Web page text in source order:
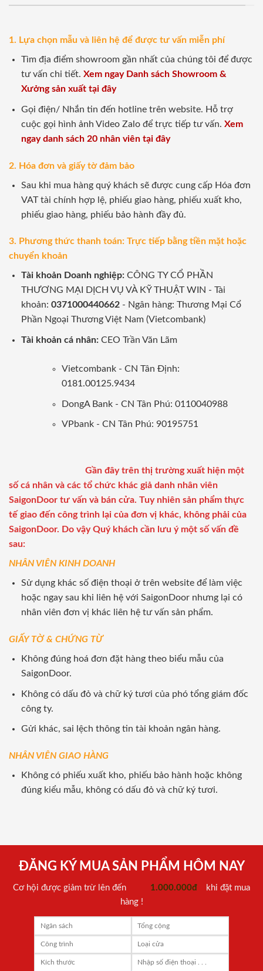
1. Lựa chọn mẫu và liên hệ để được tư vấn miễn phí
Tìm địa điểm showroom gần nhất của chúng tôi để được
tư vấn chi tiết. Xem ngay Danh sách Showroom &
Xưởng sản xuất tại đây
Gọi điện/ Nhắn tin đến hotline trên website. Hỗ trợ
cuộc gọi hình ảnh Video Zalo để trực tiếp tư vấn. Xem
ngay danh sách 20 nhân viên tại đây
2. Hóa đơn và giấy tờ đảm bảo
Sau khi mua hàng quý khách sẽ được cung cấp Hóa đơn
VAT tài chính hợp lệ, phiếu giao hàng, phiếu xuất kho,
phiếu giao hàng, phiếu bảo hành đầy đủ.
3. Phương thức thanh toán: Trực tiếp bằng tiền mặt hoặc
chuyển khoản
Tài khoản Doanh nghiệp:CÔNG TY CỔ PHẦN
THƯƠNG MẠI DỊCH VỤ VÀ KỸ THUẬT WIN - Tài
khoản: 0371000440662- Ngân hàng: Thương Mại Cổ
Phần Ngoại Thương Việt Nam (Vietcombank)
Tài khoản cá nhân: CEO Trần Văn Lãm
Vietcombank - CN Tân Định:
0181.00125.9434
DongA Bank - CN Tân Phú: 0110040988
VPbank - CN Tân Phú: 90195751
Gần đây trên thị trường xuất hiện một
số cá nhân và các tổ chức khác giả danh nhân viên
SaigonDoor tư vấn và bán cửa. Tuy nhiên sản phẩm thực
tế giao đến công trình lại của đơn vị khác, không phải của
SaigonDoor. Do vậy Quý khách cần lưu ý một số vấn đề
sau:
NHÂN VIÊN KINH DOANH
Sử dụng khác số điện thoại ở trên website để làm việc
hoặc ngay sau khi liên hệ với SaigonDoor nhưng lại có
nhân viên đơn vị khác liên hệ tư vấn sản phẩm.
GIẤY TỜ & CHỨNG TỪ
Không đúng hoá đơn đặt hàng theo biểu mẫu của
SaigonDoor.
Không có dấu đỏ và chữ ký tươi của phó tổng giám đốc
công ty.
Gửi khác, sai lệch thông tin tài khoản ngân hàng.
NHÂN VIÊN GIAO HÀNG
Không có phiếu xuất kho, phiếu bảo hành hoặc không
đúng kiểu mẫu, không có dấu đỏ và chữ ký tươi.
ĐĂNG KÝ MUA SẢN PHẨM HÔM NAY
Cơ hội được giảm trừ lên đến 1.000.000đ
khi đặt mua
hàng !